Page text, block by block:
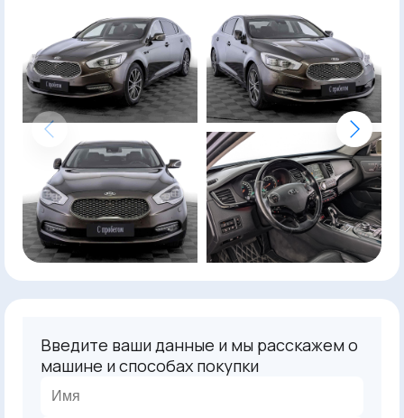
Введите ваши данные и мы расскажем о
машине и способах покупки